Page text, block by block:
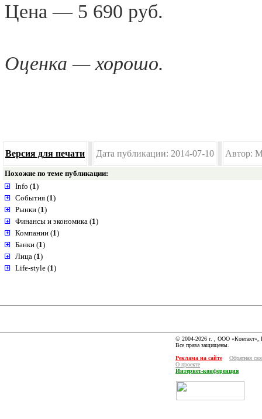
Цена — 5 690 руб.
Оценка — хорошо.
Версия для печати Дата публикации: 2014-07-10 Автор:
Похожие по теме публикации:
Info (1)
События (1)
Рынки (1)
Финансы и экономика (1)
Компании (1)
Банки (1)
Лица (1)
Life-style (1)
© 2004-2026 г. , ООО «Контакт»,
Все права защищены.
Реклама на сайте
Обратная
О проекте
Интернет-конференция